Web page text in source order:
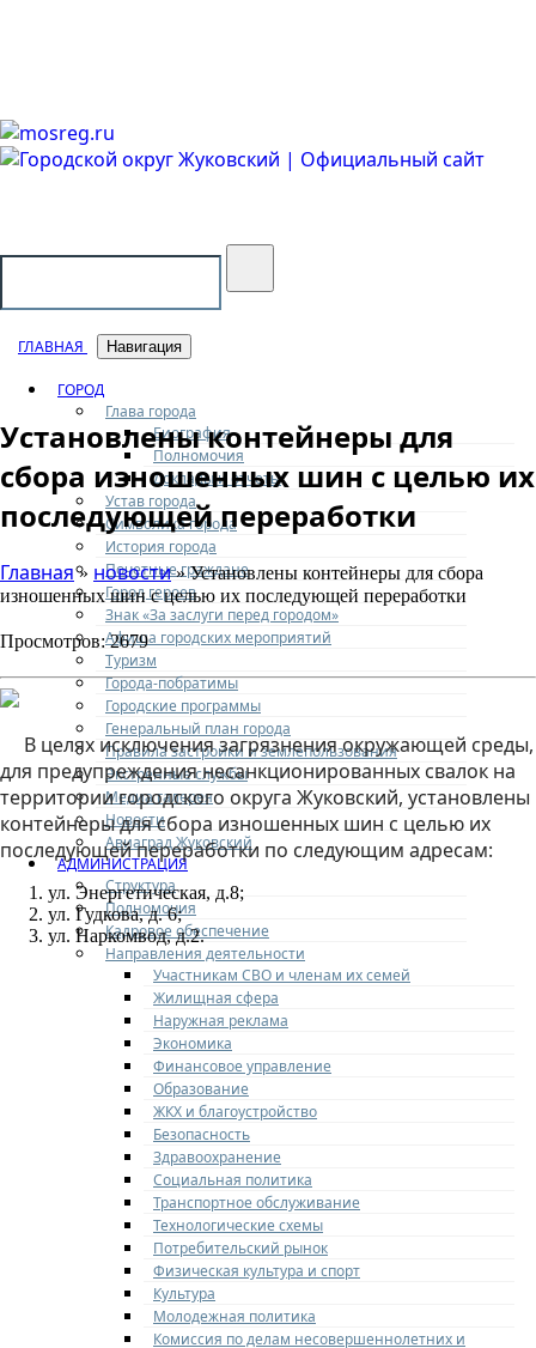
ГЛАВНАЯ Навигация
ГОРОД
Глава города
Биография
Полномочия
Доклады и отчеты
Устав города
Символика города
История города
Почетные граждане
Город героев
Знак «За заслуги перед городом»
Афиша городских мероприятий
Туризм
Города-побратимы
Городские программы
Генеральный план города
Правила застройки и землепользования
Экстренные службы
Медиа галерея
Новости
Авиаград Жуковский
АДМИНИСТРАЦИЯ
Структура
Полномочия
Кадровое обеспечение
Направления деятельности
Участникам СВО и членам их семей
Жилищная сфера
Наружная реклама
Экономика
Финансовое управление
Образование
ЖКХ и благоустройство
Безопасность
Здравоохранение
Социальная политика
Транспортное обслуживание
Технологические схемы
Потребительский рынок
Физическая культура и спорт
Культура
Молодежная политика
Комиссия по делам несовершеннолетних и
Установлены контейнеры для
сбора изношенных шин с целью их
последующей переработки
Главная» новости» Установлены контейнеры для сбора
изношенных шин с целью их последующей переработки
Просмотров: 2679
В целях исключения загрязнения окружающей среды,
для предупреждения несанкционированных свалок на
территории городского округа Жуковский, установлены
контейнеры для сбора изношенных шин с целью их
последующей переработки по следующим адресам:
ул. Энергетическая, д.8;
ул. Гудкова, д. 6;
ул. Наркомвод, д.2.